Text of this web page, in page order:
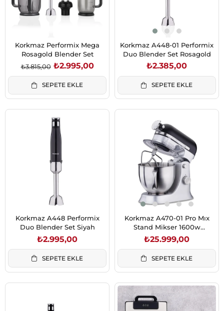
Korkmaz Performix Mega
Rosagold Blender Set
₺2.995,00
₺3.815,00
SEPETE EKLE
Korkmaz A448-01 Performix
Duo Blender Set Rosagold
₺2.385,00
SEPETE EKLE
Korkmaz A448 Performix
Duo Blender Set Siyah
₺2.995,00
SEPETE EKLE
Korkmaz A470-01 Pro Mıx
Stand Mikser 1600w
Siyah/Satin
₺25.999,00
SEPETE EKLE